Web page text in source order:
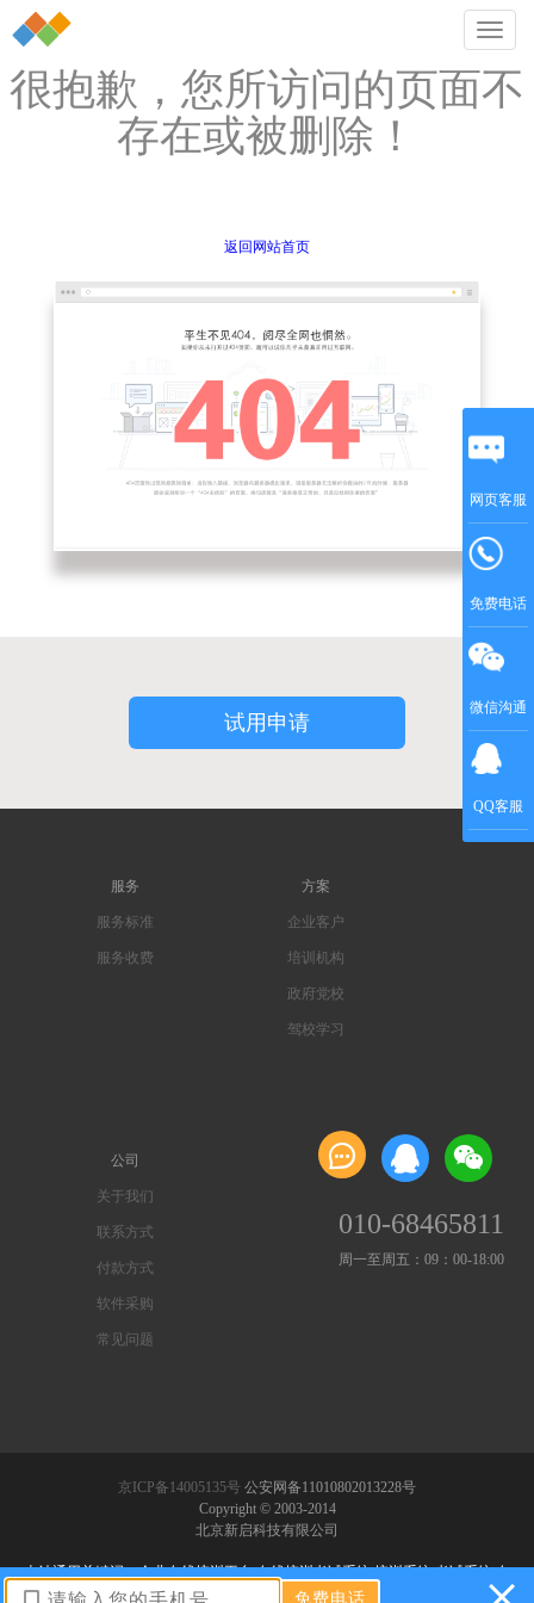
切
换
导
航
很抱歉，您所访问的页面不
存在或被删除！
返回网站首页
试用申请
服务
服务标准
服务收费
方案
企业客户
培训机构
政府党校
驾校学习
公司
关于我们
联系方式
付款方式
软件采购
常见问题

010-68465811
周一至周五：09：00-18:00
京ICP备14005135号 公安网备11010802013228号
Copyright © 2003-2014
北京新启科技有限公司
本站通用关键词：企业在线培训平台,在线培训考试系统,培训系统,考试系统,在
线考试系统,在线教育平台系统,在线培训平台,在线培训系统
网页客服
免费电话
微信沟通
QQ客服
免费电话